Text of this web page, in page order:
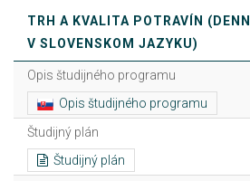
TRH A KVALITA POTRAVÍN
V SLOVENSKOM JAZYKU)
Opis študijného programu
Opis študijného programu
Študijný plán
Študijný plán